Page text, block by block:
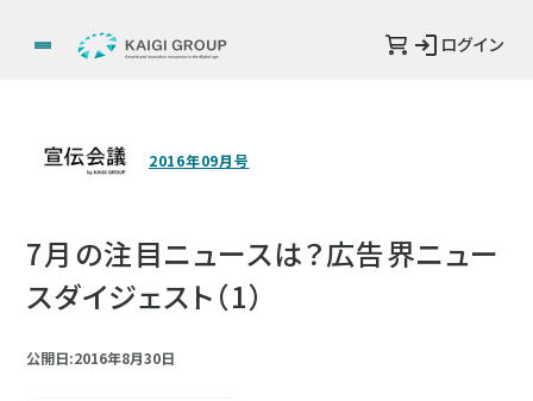
ログイン
2016年09月号
7月の注目ニュースは？広告界ニュー
スダイジェスト（1）
公開日:2016年8月30日